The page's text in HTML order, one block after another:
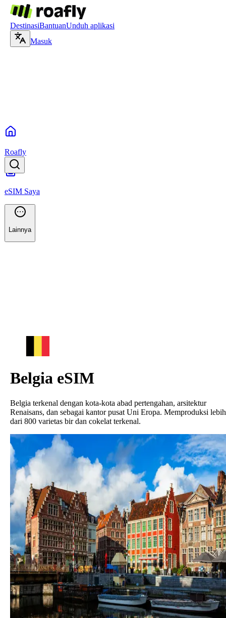
DestinasiBantuanUnduh aplikasi
Masuk
Roafly
eSIM Saya
Lainnya
Belgia eSIM
Belgia terkenal dengan kota-kota abad pertengahan, arsitektur
Renaisans, dan sebagai kantor pusat Uni Eropa. Memproduksi lebih
dari 800 varietas bir dan cokelat terkenal.